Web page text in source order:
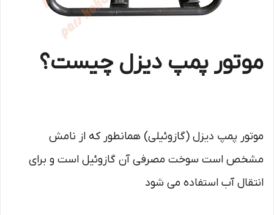
موتور پمپ دیزل چیست؟
موتور پمپ دیزل (گازوئیلی) همانطور که از نامش
مشخص است سوخت مصرفی آن گازوئیل است و برای
انتقال آب استفاده می شود